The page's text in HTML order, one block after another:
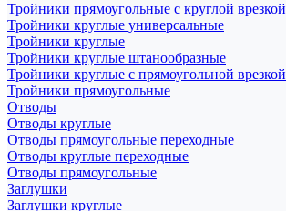
Тройники прямоугольные с круглой врезкой
Тройники круглые универсальные
Тройники круглые
Тройники круглые штанообразные
Тройники круглые с прямоугольной врезкой
Тройники прямоугольные
Отводы
Отводы круглые
Отводы прямоугольные переходные
Отводы круглые переходные
Отводы прямоугольные
Заглушки
Заглушки круглые